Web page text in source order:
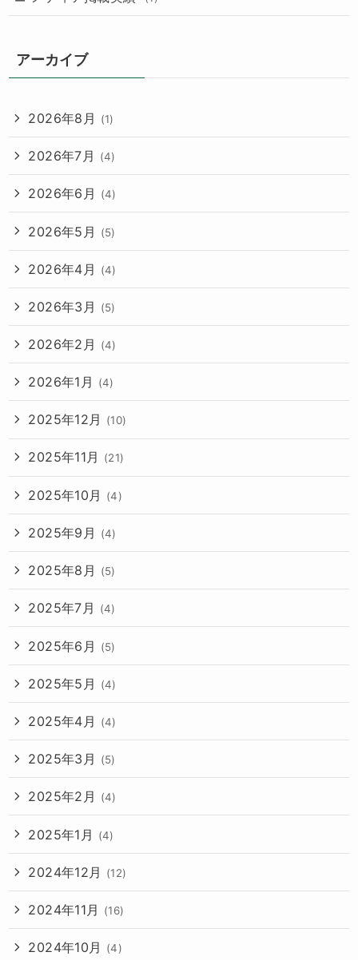
アーカイブ
2026年8月 (1)
2026年7月 (4)
2026年6月 (4)
2026年5月 (5)
2026年4月 (4)
2026年3月 (5)
2026年2月 (4)
2026年1月 (4)
2025年12月 (10)
2025年11月 (21)
2025年10月 (4)
2025年9月 (4)
2025年8月 (5)
2025年7月 (4)
2025年6月 (5)
2025年5月 (4)
2025年4月 (4)
2025年3月 (5)
2025年2月 (4)
2025年1月 (4)
2024年12月 (12)
2024年11月 (16)
2024年10月 (4)